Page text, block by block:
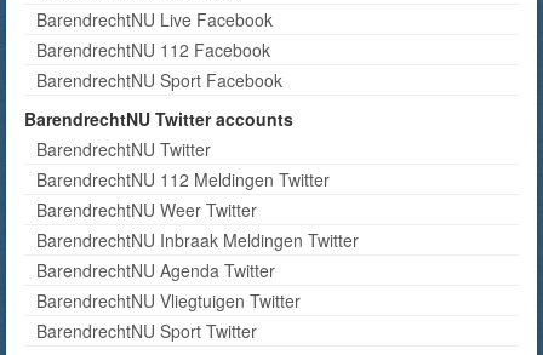
BarendrechtNU Live Facebook
BarendrechtNU 112 Facebook
BarendrechtNU Sport Facebook
BarendrechtNU Twitter accounts
BarendrechtNU Twitter
BarendrechtNU 112 Meldingen Twitter
BarendrechtNU Weer Twitter
BarendrechtNU Inbraak Meldingen Twitter
BarendrechtNU Agenda Twitter
BarendrechtNU Vliegtuigen Twitter
BarendrechtNU Sport Twitter